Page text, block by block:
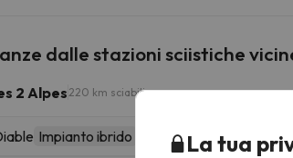
dalle stazioni sciistiche
2 Alpes 220 km sciabili
Impianto ibrido La tua